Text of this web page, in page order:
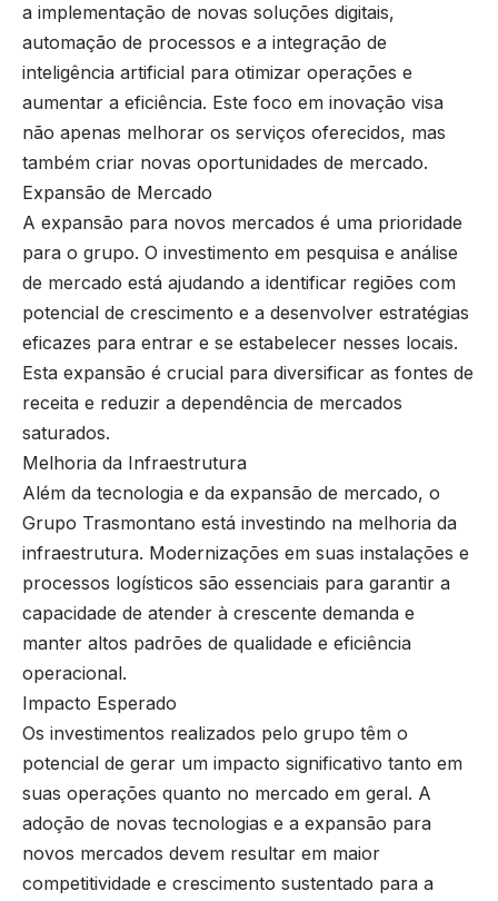
a implementação de novas soluções digitais,
automação de processos e a integração de
inteligência artificial para otimizar operações e
aumentar a eficiência. Este foco em inovação visa
não apenas melhorar os serviços oferecidos, mas
também criar novas oportunidades de mercado.
Expansão de Mercado
A expansão para novos mercados é uma prioridade
para o grupo. O investimento em pesquisa e análise
de mercado está ajudando a identificar regiões com
potencial de crescimento e a desenvolver estratégias
eficazes para entrar e se estabelecer nesses locais.
Esta expansão é crucial para diversificar as fontes de
receita e reduzir a dependência de mercados
saturados.
Melhoria da Infraestrutura
Além da tecnologia e da expansão de mercado, o
Grupo Trasmontano está investindo na melhoria da
infraestrutura. Modernizações em suas instalações e
processos logísticos são essenciais para garantir a
capacidade de atender à crescente demanda e
manter altos padrões de qualidade e eficiência
operacional.
Impacto Esperado
Os investimentos realizados pelo grupo têm o
potencial de gerar um impacto significativo tanto em
suas operações quanto no mercado em geral. A
adoção de novas tecnologias e a expansão para
novos mercados devem resultar em maior
competitividade e crescimento sustentado para a